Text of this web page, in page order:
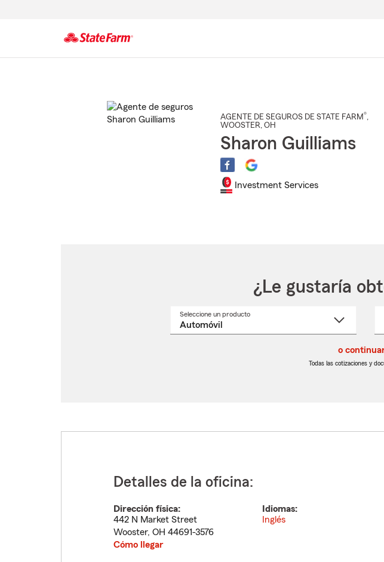
AGENTE DE SEGUROS DE STATE FARM®,
WOOSTER, OH
Sharon Guilliams
Investment Services
¿Le gustaría
Seleccione un productoSeleccione
o
Todas las cotizaciones y
Detalles de la oficina:
Dirección física:
442 N Market Street
Wooster, OH 44691-3576
Cómo llegar
Idiomas:
Inglés